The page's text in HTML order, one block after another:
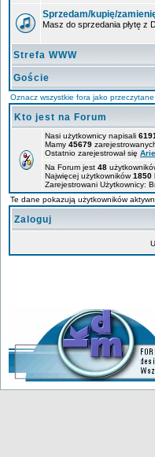
Sprzedam/kupię/
Masz do sprzedania płytę z
Strefa WWW
Goście
Oznacz wszystkie fora jako przeczytane
Kto jest na Forum
Nasi użytkownicy napisali 6191
Mamy 45679
Ostatnio zarejestrował się
Na Forum jest 48
Najwięcej użytkowników1850
Zarejestrowani Użytkownicy:
Te dane pokazują użytkowników
Zaloguj